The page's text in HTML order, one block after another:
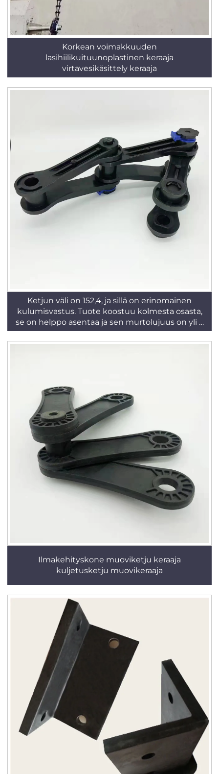
Korkean voimakkuuden
lasihiilikuituunoplastinen keraaja
virtavesikäsittely keraaja
Ketjun väli on 152,4, ja sillä on erinomainen
kulumisvastus. Tuote koostuu kolmesta osasta,
se on helppo asentaa ja sen murtolujuus on yli 3
tonnia
Ilmakehityskone muoviketju keraaja
kuljetusketju muovikeraaja